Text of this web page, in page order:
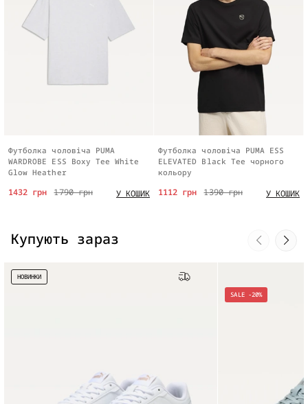
Футболка чоловіча PUMA
WARDROBE ESS Boxy Tee White
Glow Heather
1790 грн
1432 грн У КОШИК
Футболка чоловіча PUMA ESS
ELEVATED Black Tee чорного
кольору
1390 грн
1112 грн У КОШИК
Купують зараз
НОВИНКИ
SALE -20%